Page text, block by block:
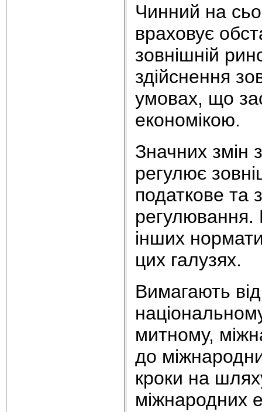
Чинний на
враховує
зовнішній
здійснення
умовах, що
економікою.
Значних змін
регулює
податкове та
регулювання.
інших
цих галузях.
Вимагають
митному,
до
кроки на
міжнародних